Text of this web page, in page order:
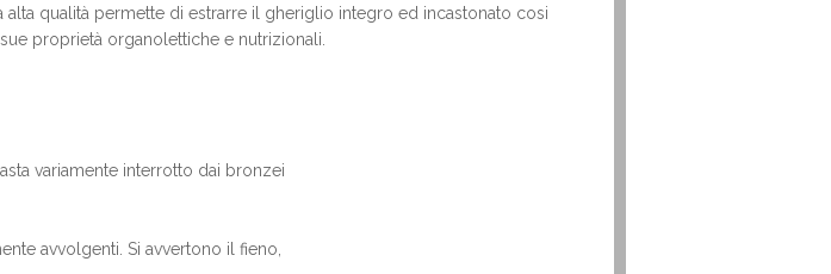
alta qualità permette di estrarre il gheriglio integro ed incastonato cosi
proprietà organolettiche e nutrizionali.
variamente interrotto dai bronzei
avvolgenti. Si avvertono il fieno,